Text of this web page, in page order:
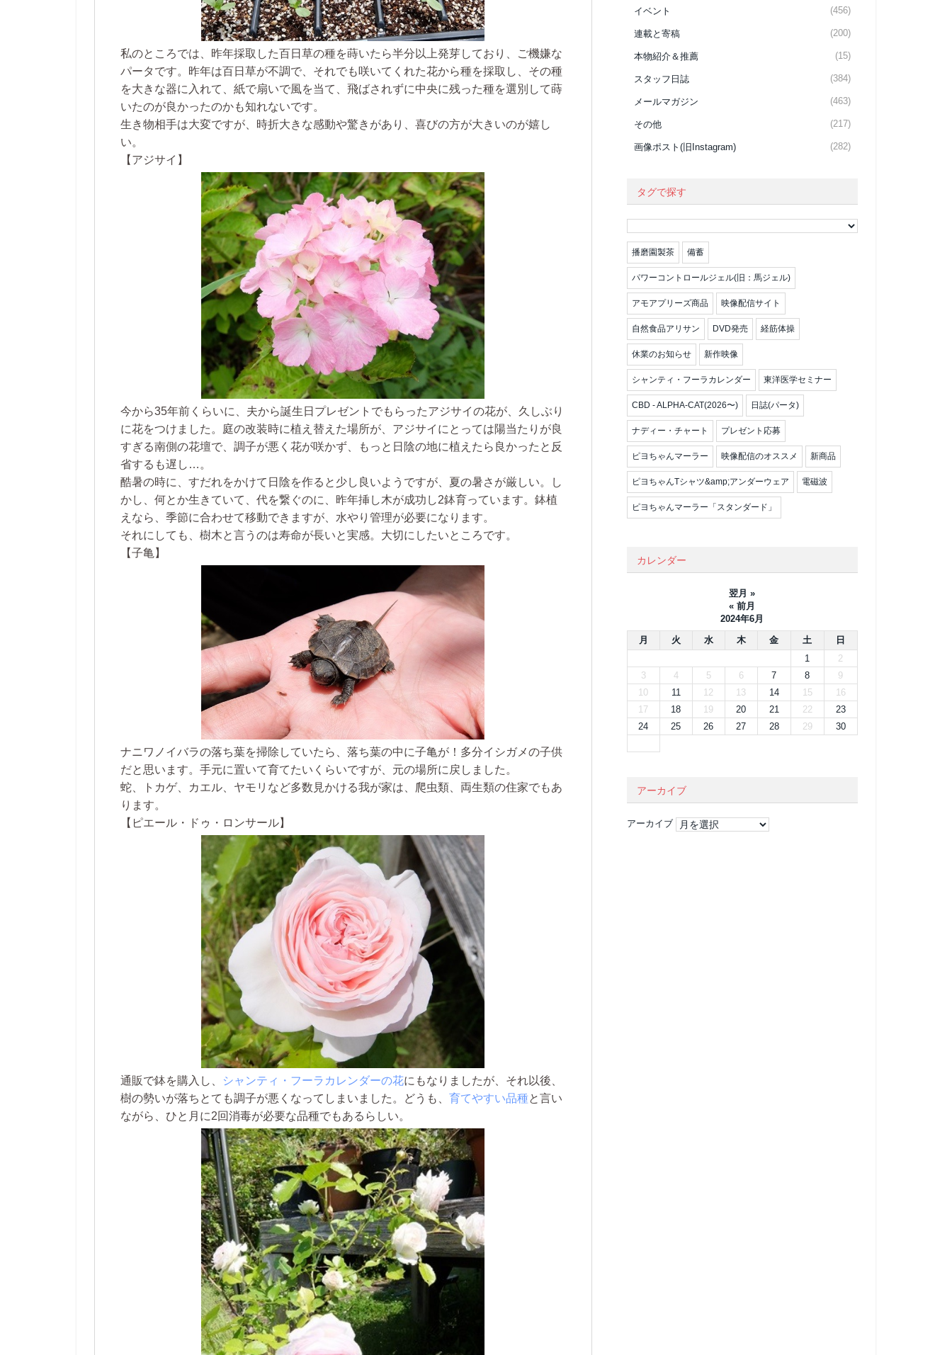
私のところでは、昨年採取した百日草の種を蒔いたら半分以上発芽しており、ご機嫌な
パータです。昨年は百日草が不調で、それでも咲いてくれた花から種を採取し、その種
を大きな器に入れて、紙で扇いで風を当て、飛ばされずに中央に残った種を選別して蒔
いたのが良かったのかも知れないです。
生き物相手は大変ですが、時折大きな感動や驚きがあり、喜びの方が大きいのが嬉し
い。
【アジサイ】
今から35年前くらいに、夫から誕生日プレゼントでもらったアジサイの花が、久しぶり
に花をつけました。庭の改装時に植え替えた場所が、アジサイにとっては陽当たりが良
すぎる南側の花壇で、調子が悪く花が咲かず、もっと日陰の地に植えたら良かったと反
省するも遅し…。
酷暑の時に、すだれをかけて日陰を作ると少し良いようですが、夏の暑さが厳しい。し
かし、何とか生きていて、代を繋ぐのに、昨年挿し木が成功し2鉢育っています。鉢植
えなら、季節に合わせて移動できますが、水やり管理が必要になります。
それにしても、樹木と言うのは寿命が長いと実感。大切にしたいところです。
【子亀】
ナニワノイバラの落ち葉を掃除していたら、落ち葉の中に子亀が！多分イシガメの子供
だと思います。手元に置いて育てたいくらいですが、元の場所に戻しました。
蛇、トカゲ、カエル、ヤモリなど多数見かける我が家は、爬虫類、両生類の住家でもあ
ります。
【ピエール・ドゥ・ロンサール】
通販で鉢を購入し、 シャンティ・フーラカレンダーの花にもなりましたが、それ以後、
樹の勢いが落ちとても調子が悪くなってしまいました。どうも、 育てやすい品種と言い
ながら、ひと月に2回消毒が必要な品種でもあるらしい。
イベント (456)
連載と寄稿 (200)
本物紹介＆推薦 (15)
スタッフ日誌 (384)
メールマガジン (463)
その他 (217)
画像ポスト(旧Instagram) (282)
タグで探す
播磨園製茶 備蓄
パワーコントロールジェル(旧：馬ジェル)
アモアプリーズ商品 映像配信サイト
自然食品アリサン DVD発売 経筋体操
休業のお知らせ 新作映像
シャンティ・フーラカレンダー 東洋医学セミナー
CBD - ALPHA-CAT(2026〜) 日誌(パータ)
ナディー・チャート プレゼント応募
ピヨちゃんマーラー 映像配信のオススメ 新商品
ピヨちゃんTシャツ&amp;アンダーウェア 電磁波
ピヨちゃんマーラー「スタンダード」
カレンダー
翌月 »
« 前月
2024年6月
月
火 水 木 金 土
日
1
2
3
4 5 6 7 8
9
10
11 12 13 14 15
16
17
18 19 20 21 22
23
24
25 26 27 28 29 30
アーカイブ
アーカイブ